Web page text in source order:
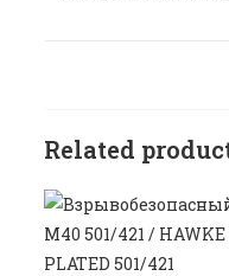
Related